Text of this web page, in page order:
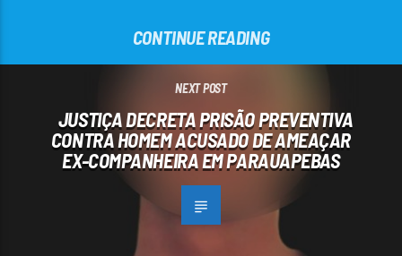
CONTINUE READING
NEXT POST
JUSTIÇA DECRETA PRISÃO PREVENTIVA
CONTRA HOMEM ACUSADO DE AMEAÇAR
EX-COMPANHEIRA EM PARAUAPEBAS